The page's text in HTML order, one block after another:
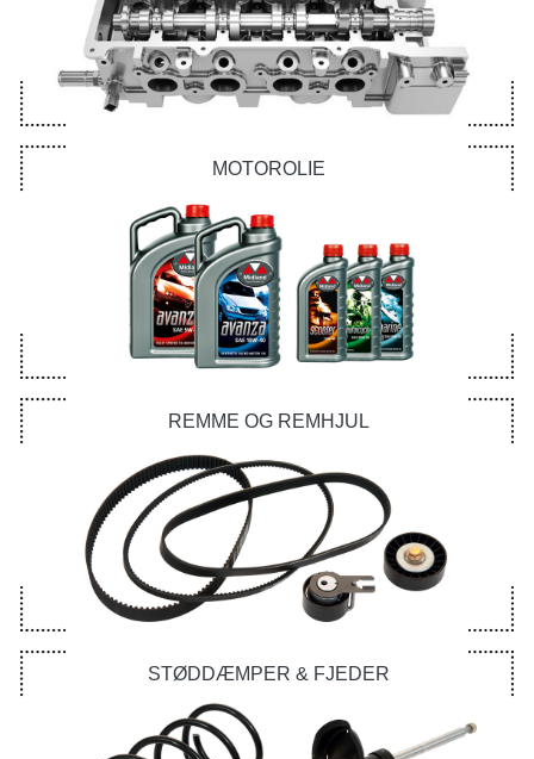
MOTOROLIE
REMME OG REMHJUL
STØDDÆMPER & FJEDER